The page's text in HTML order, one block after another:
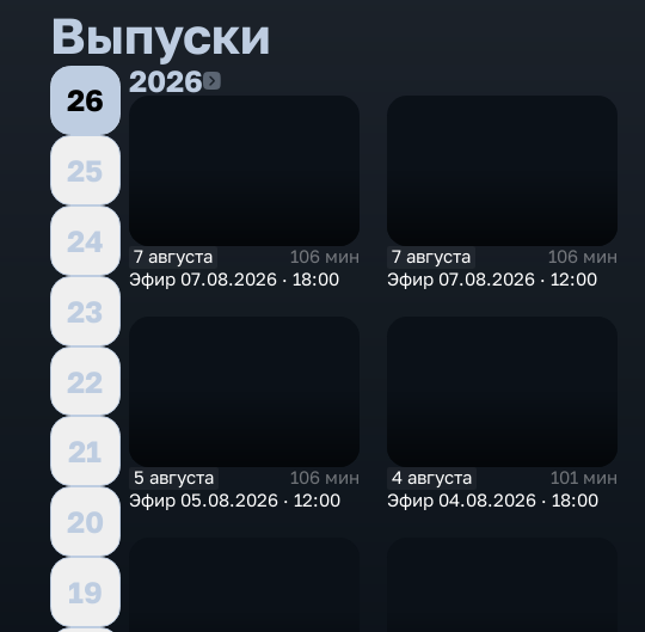
Выпуски
26
25
24
23
22
21
20
19
20262026
7 августа
106 мин
Эфир 07.08.2026 · 18:00
7 августа
106 мин
Эфир 07.08.2026 · 12:00
5 августа
106 мин
Эфир 05.08.2026 · 12:00
4 августа
101 мин
Эфир 04.08.2026 · 18:00